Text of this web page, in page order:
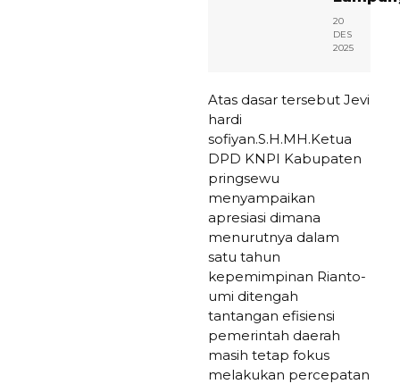
20
DES
2025
Atas dasar tersebut Jevi
hardi
sofiyan.S.H.MH.Ketua
DPD KNPI Kabupaten
pringsewu
menyampaikan
apresiasi dimana
menurutnya dalam
satu tahun
kepemimpinan Rianto-
umi ditengah
tantangan efisiensi
pemerintah daerah
masih tetap fokus
melakukan percepatan